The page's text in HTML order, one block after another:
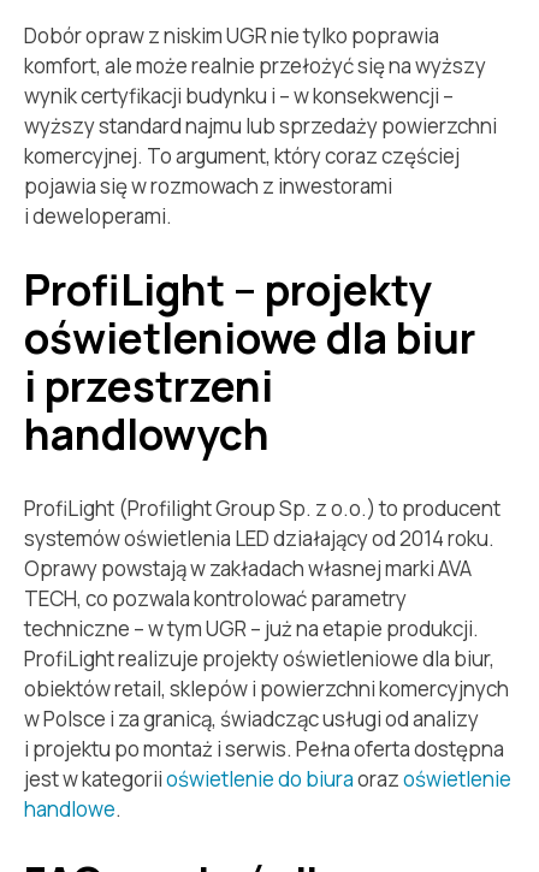
Dobór opraw z niskim UGR nie tylko poprawia
komfort, ale może realnie przełożyć się na wyższy
wynik certyfikacji budynku i – w konsekwencji –
wyższy standard najmu lub sprzedaży powierzchni
komercyjnej. To argument, który coraz częściej
pojawia się w rozmowach z inwestorami
i deweloperami.
ProfiLight – projekty
oświetleniowe dla biur
i przestrzeni
handlowych
ProfiLight (Profilight Group Sp. z o.o.) to producent
systemów oświetlenia LED działający od 2014 roku.
Oprawy powstają w zakładach własnej marki AVA
TECH, co pozwala kontrolować parametry
techniczne – w tym UGR – już na etapie produkcji.
ProfiLight realizuje projekty oświetleniowe dla biur,
obiektów retail, sklepów i powierzchni komercyjnych
w Polsce i za granicą, świadcząc usługi od analizy
i projektu po montaż i serwis. Pełna oferta dostępna
jest w kategoriioświetlenie do biuraorazoświetlenie
handlowe.